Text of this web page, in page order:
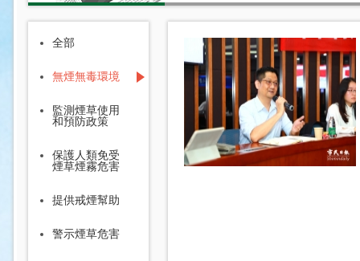
全部
無煙無毒環境
監測煙草使用
和預防政策
保護人類免受
煙草煙霧危害
提供戒煙幫助
警示煙草危害